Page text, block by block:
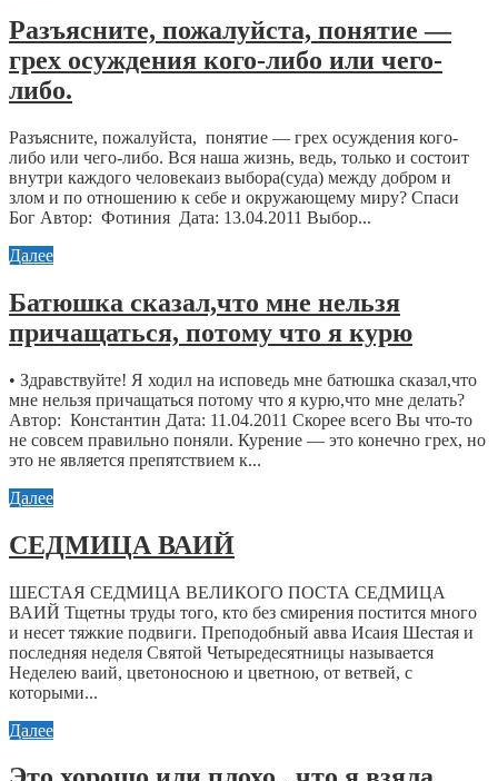
Разъясните, пожалуйста, понятие —
грех осуждения кого-либо или чего-
либо.
Разъясните, пожалуйста, понятие — грех осуждения кого-
либо или чего-либо. Вся наша жизнь, ведь, только и состоит
внутри каждого человекаиз выбора(суда) между добром и
злом и по отношению к себе и окружающему миру? Спаси
Бог Автор: Фотиния Дата: 13.04.2011 Выбор...
Далее
Батюшка сказал,что мне нельзя
причащаться, потому что я курю
• Здравствуйте! Я ходил на исповедь мне батюшка сказал,что
мне нельзя причащаться потому что я курю,что мне делать?
Автор: Константин Дата: 11.04.2011 Скорее всего Вы что-то
не совсем правильно поняли. Курение — это конечно грех, но
это не является препятствием к...
Далее
СЕДМИЦА ВАИЙ
ШЕСТАЯ СЕДМИЦА ВЕЛИКОГО ПОСТА СЕДМИЦА
ВАИЙ Тщетны труды того, кто без смирения постится много
и несет тяжкие подвиги. Преподобный авва Исаия Шестая и
последняя неделя Святой Четыредесятницы называется
Неделею ваий, цветоносною и цветною, от ветвей, с
которыми...
Далее